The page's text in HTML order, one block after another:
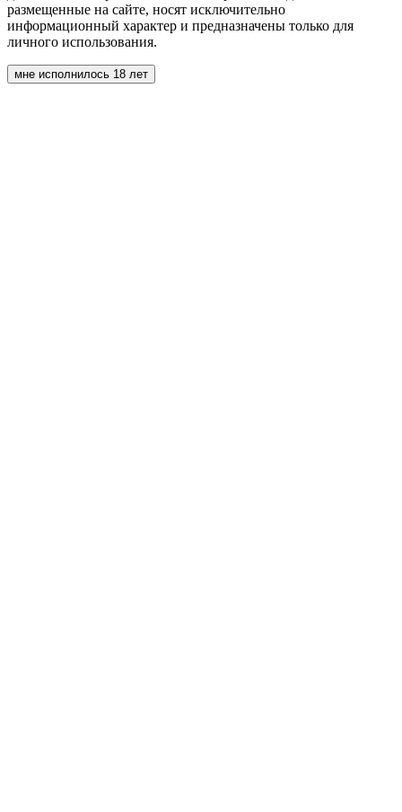
размещенные на сайте, носят исключительно
информационный характер и предназначены только для
личного использования.
мне исполнилось 18 лет